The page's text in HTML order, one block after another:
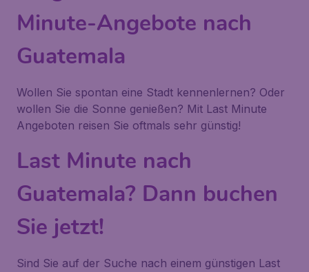
Minute-Angebote nach
Guatemala
Wollen Sie spontan eine Stadt kennenlernen? Oder
wollen Sie die Sonne genießen? Mit Last Minute
Angeboten reisen Sie oftmals sehr günstig!
Last Minute nach
Guatemala? Dann buchen
Sie jetzt!
Sind Sie auf der Suche nach einem günstigen Last